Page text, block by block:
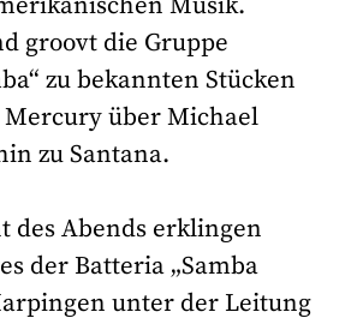
Musik.
groovt die Gruppe
zu bekannten Stücken
über Michael
zu Santana.
des Abends erklingen
der Batteria „Samba
unter der Leitung